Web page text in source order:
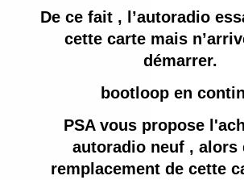
De ce fait , l’autoradio
cette carte mais
démarrer.
bootloop en
PSA vous propose
autoradio neuf , alors
remplacement de cette